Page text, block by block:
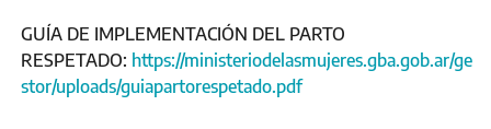
GUÍA DE IMPLEMENTACIÓN DEL PARTO
RESPETADO: https://ministeriodelasmujeres.gba.gob.ar/ge
stor/uploads/guiapartorespetado.pdf